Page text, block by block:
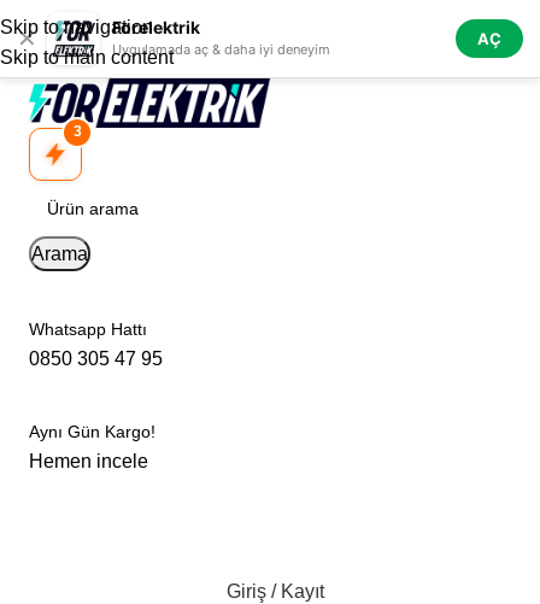
✕ Forelektrik
Uygulamada aç & daha iyi deneyim
AÇ
Skip to navigation
Skip to main content
3
Arama
Whatsapp Hattı
0850 305 47 95
Aynı Gün Kargo!
Hemen incele
Giriş / Kayıt